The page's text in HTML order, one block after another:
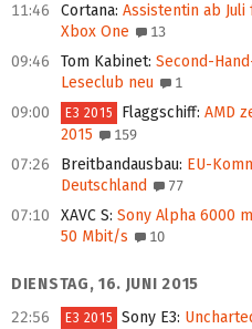
11:46 Cortana: Assistentin ab
Xbox One
13
09:46 Tom Kabinet: Second-
Leseclub neu
1
09:00 E3 2015 Flaggschiff: AMD
2015
159
07:26 Breitbandausbau: EU-
Deutschland
77
07:10 XAVC S: Sony Alpha 6000
50 Mbit/s
10
DIENSTAG, 16. JUNI 2015
22:56
E3 2015 Sony E3: